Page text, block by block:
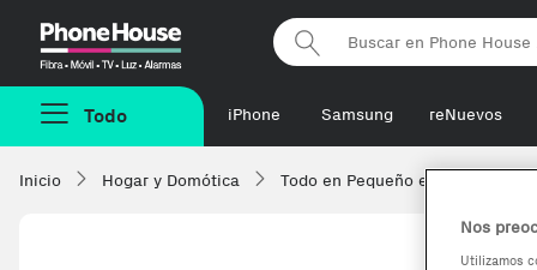
Phonehouse
Todo iPhone Samsung reNuevos
Inicio Hogar y Domótica Todo en Pequeño
Nos
Utilizamos